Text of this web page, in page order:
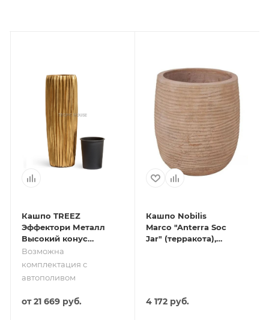
Кашпо TREEZ
Эффектори Металл
Высокий конус
Дизайн Вэйв
Сусальное золото
Возможна
комплектация с
автополивом
от21 669 руб.
Кашпо Nobilis
Marco "Anterra Soc
Jar" (терракота),
4 172 руб.